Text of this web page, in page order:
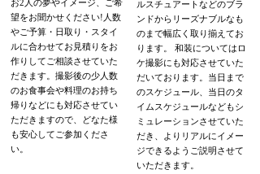
お2人の夢やイメージ、ご希
望をお聞かせください!人数
やご予算・日取り・スタイ
ルに合わせてお見積りをお
作りしてご相談させていた
だきます。撮影後の少人数
のお食事会や料理のお持ち
帰りなどにも対応させてい
ただきますので、どなた様
も安心してご参加くださ
い。
ルスチュアートなどのブラ
ンドからリーズナブルなも
のまで幅広く取り揃えてお
ります。 和装についてはロ
ケ撮影にも対応させていた
だいております。当日まで
のスケジュール、当日のタ
イムスケジュールなどもシ
ミュレーションさせていた
だき、よりリアルにイメー
ジできるようご説明させて
いただきます。